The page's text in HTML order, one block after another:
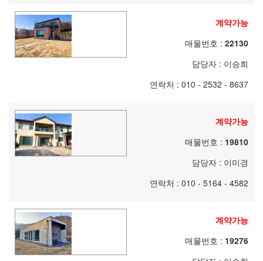
계약가능
매물번호 : 22130
담당자 : 이승희
연락처 : 010 - 2532 - 8637
계약가능
매물번호 : 19810
담당자 : 이미경
연락처 : 010 - 5164 - 4582
계약가능
매물번호 : 19276